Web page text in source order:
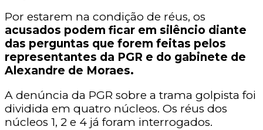
Por estarem na condição de réus, os
acusados podem ficar em silêncio diante
das perguntas que forem feitas pelos
representantes da PGR e do gabinete de
Alexandre de Moraes.
A denúncia da PGR sobre a trama golpista foi
dividida em quatro núcleos. Os réus dos
núcleos 1, 2 e 4 já foram interrogados.